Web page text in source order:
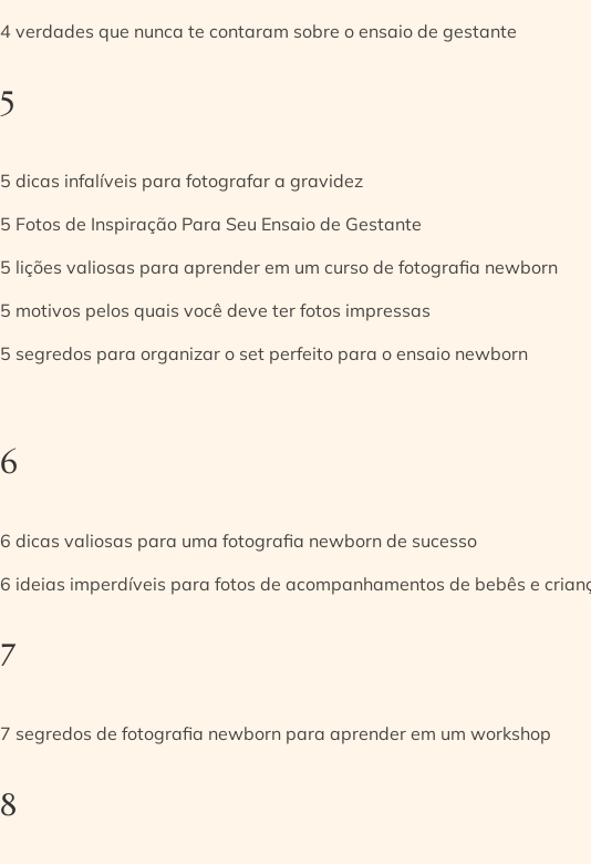
4 verdades que nunca te contaram sobre o ensaio de gestante
5
5 dicas infalíveis para fotografar a gravidez
5 Fotos de Inspiração Para Seu Ensaio de Gestante
5 lições valiosas para aprender em um curso de fotografia newborn
5 motivos pelos quais você deve ter fotos impressas
5 segredos para organizar o set perfeito para o ensaio newborn
6
6 dicas valiosas para uma fotografia newborn de sucesso
6 ideias imperdíveis para fotos de acompanhamentos de bebês e
7
7 segredos de fotografia newborn para aprender em um workshop
8